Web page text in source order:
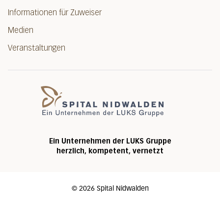
Informationen für Zuweiser
Medien
Veranstaltungen
Ein Unternehmen der LUKS Gruppe
herzlich, kompetent, vernetzt
© 2026 Spital Nidwalden